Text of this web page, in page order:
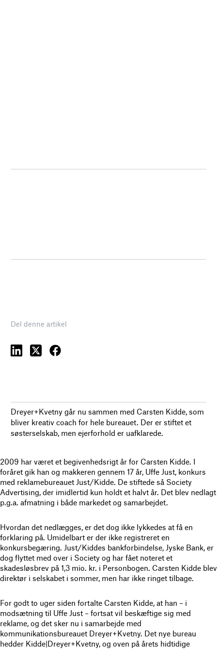
Del denne artikel
Dreyer+Kvetny går nu sammen med Carsten Kidde, som
bliver kreativ coach for hele bureauet. Der er stiftet et
søsterselskab, men ejerforhold er uafklarede.
2009 har været et begivenhedsrigt år for Carsten Kidde. I
foråret gik han og makkeren gennem 17 år, Uffe Just, konkurs
med reklamebureauet Just/Kidde. De stiftede så Society
Advertising, der imidlertid kun holdt et halvt år. Det blev nedlagt
p.g.a. afmatning i både markedet og samarbejdet.
Hvordan det nedlægges, er det dog ikke lykkedes at få en
forklaring på. Umidelbart er der ikke registreret en
konkursbegæring. Just/Kiddes bankforbindelse, Jyske Bank, er
dog flyttet med over i Society og har fået noteret et
skadesløsbrev på 1,3 mio. kr. i Personbogen. Carsten Kidde blev
direktør i selskabet i sommer, men har ikke ringet tilbage.
For godt to uger siden fortalte Carsten Kidde, at han – i
modsætning til Uffe Just – fortsat vil beskæftige sig med
reklame, og det sker nu i samarbejde med
kommunikationsbureauet Dreyer+Kvetny. Det nye bureau
hedder Kidde|Dreyer+Kvetny, og oven på årets hidtidige